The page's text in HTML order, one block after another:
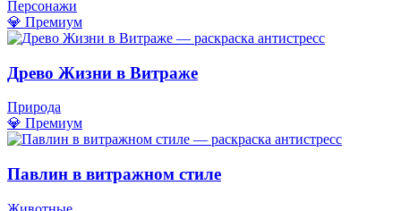
Персонажи
💎 Премиум
Древо Жизни в Витраже
Природа
💎 Премиум
Павлин в витражном стиле